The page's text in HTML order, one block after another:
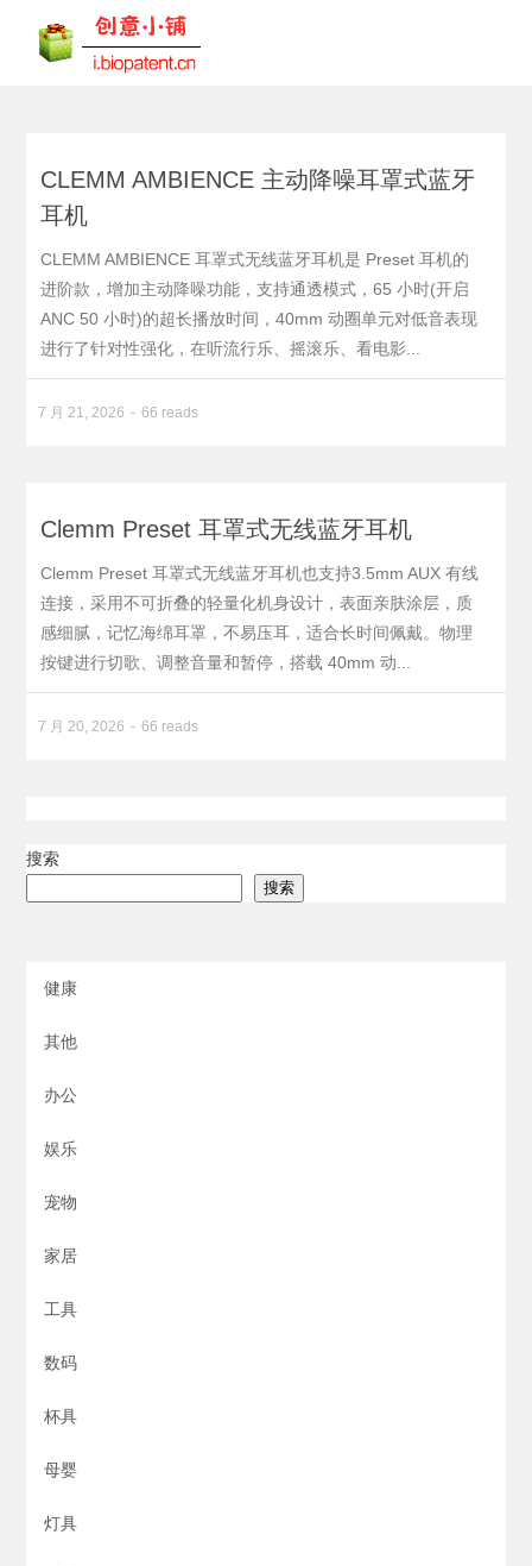
CLEMM AMBIENCE 主动降噪耳罩式蓝牙
耳机
CLEMM AMBIENCE 耳罩式无线蓝牙耳机是 Preset 耳机的
进阶款，增加主动降噪功能，支持通透模式，65 小时(开启
ANC 50 小时)的超长播放时间，40mm 动圈单元对低音表现
进行了针对性强化，在听流行乐、摇滚乐、看电影...
7 月 21, 2026 66 reads
Clemm Preset 耳罩式无线蓝牙耳机
Clemm Preset 耳罩式无线蓝牙耳机也支持3.5mm AUX 有线
连接，采用不可折叠的轻量化机身设计，表面亲肤涂层，质
感细腻，记忆海绵耳罩，不易压耳，适合长时间佩戴。物理
按键进行切歌、调整音量和暂停，搭载 40mm 动...
7 月 20, 2026 66 reads
搜索
搜索
健康
其他
办公
娱乐
宠物
家居
工具
数码
杯具
母婴
灯具